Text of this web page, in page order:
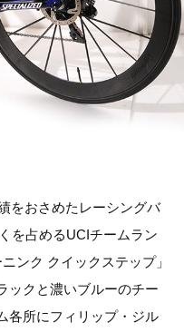
をおさめたレーシングバ
を占めるUCIチームラン
ンク クイックステップ」
ックと濃いブルーのチー
各所にフィリップ・ジル